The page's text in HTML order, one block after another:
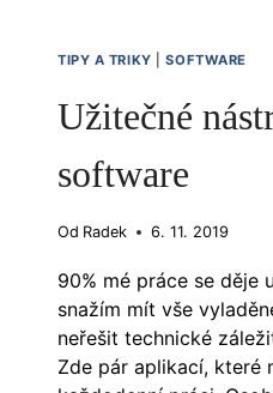
KB
TIPY A TRIKY |SOFTWARE
Užitečné
software
Od Radek 6. 11. 2019
90% mé práce se děje
snažím mít vše
neřešit technické
Zde pár aplikací, které